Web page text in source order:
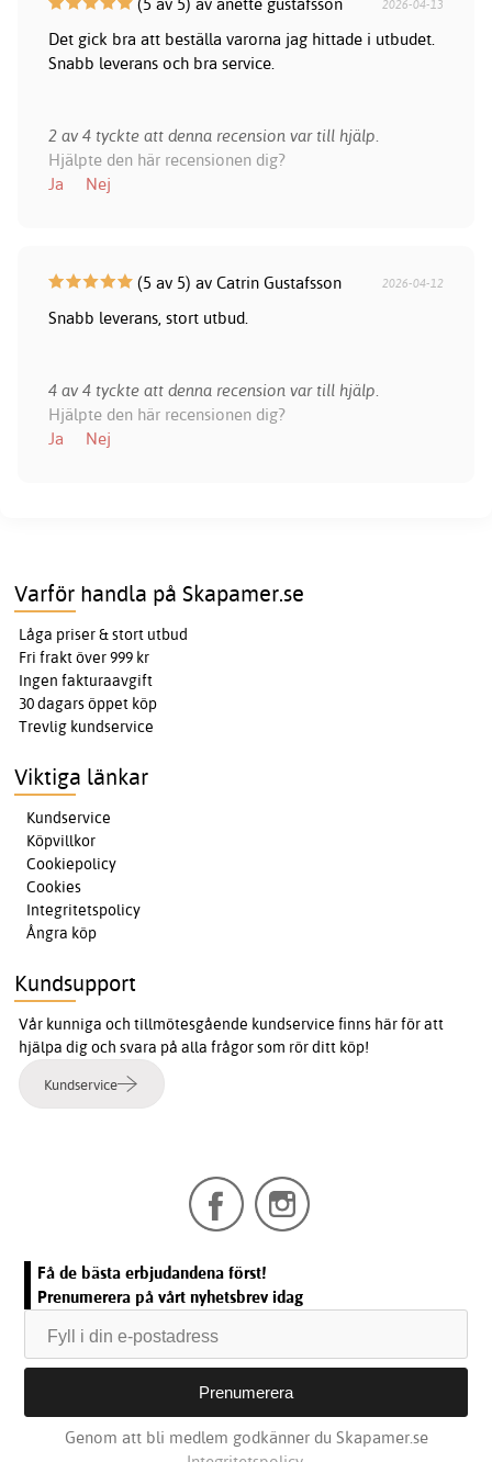
(5 av 5) av anette gustafsson 2026-04-13
Det gick bra att beställa varorna jag hittade i utbudet.
Snabb leverans och bra service.
2 av 4 tyckte att denna recension var till hjälp.
Hjälpte den här recensionen dig?
Ja
Nej
(5 av 5) av Catrin Gustafsson 2026-04-12
Snabb leverans, stort utbud.
4 av 4 tyckte att denna recension var till hjälp.
Hjälpte den här recensionen dig?
Ja
Nej
Varför handla på Skapamer.se
Låga priser & stort utbud
Fri frakt över 999 kr
Ingen fakturaavgift
30 dagars öppet köp
Trevlig kundservice
Viktiga länkar
Kundservice
Köpvillkor
Cookiepolicy
Cookies
Integritetspolicy
Ångra köp
Kundsupport
Vår kunniga och tillmötesgående kundservice finns här för att
hjälpa dig och svara på alla frågor som rör ditt köp!
Kundservice
Få de bästa erbjudandena först!
Prenumerera på vårt nyhetsbrev idag
Genom att bli medlem godkänner du Skapamer.se